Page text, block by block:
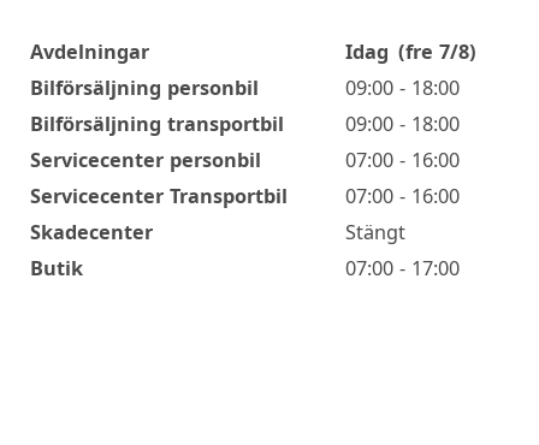
Öppettider
Avdelningar Idag (fre 7/8)
Bilförsäljning personbil
09:00 - 18:00
Bilförsäljning transportbil
09:00 - 18:00
Servicecenter personbil
07:00 - 16:00
Servicecenter Transportbil
07:00 - 16:00
Skadecenter
Stängt
Butik
07:00 - 17:00